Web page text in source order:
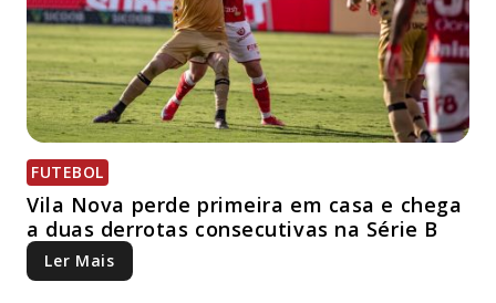
FUTEBOL
Vila Nova perde primeira em casa e chega
a duas derrotas consecutivas na Série B
Ler Mais